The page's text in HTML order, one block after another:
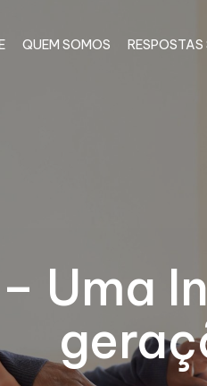
QUEM SOMOS
Uma